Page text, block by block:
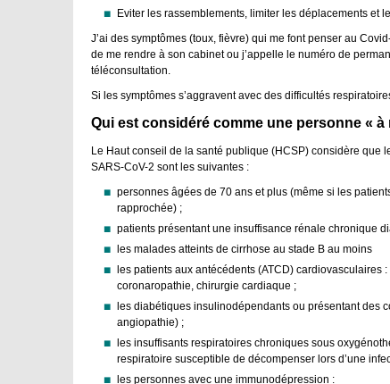
Eviter les rassemblements, limiter les déplacements et
J’ai des symptômes (toux, fièvre) qui me font penser au
de me rendre à son cabinet ou j’appelle le numéro de
téléconsultation.
Si les symptômes s’aggravent avec des difficultés
Qui est considéré comme une personne « à
Le Haut conseil de la santé publique (HCSP) considère que
SARS-CoV-2 sont les suivantes :
personnes âgées de 70 ans et plus (même si les
rapprochée) ;
patients présentant une insuffisance rénale chronique
les malades atteints de cirrhose au stade B au moins
les patients aux antécédents (ATCD) cardiovasculaires
coronaropathie, chirurgie cardiaque ;
les diabétiques insulinodépendants ou présentant des
angiopathie) ;
les insuffisants respiratoires chroniques sous
respiratoire susceptible de décompenser lors d’une
les personnes avec une immunodépression :